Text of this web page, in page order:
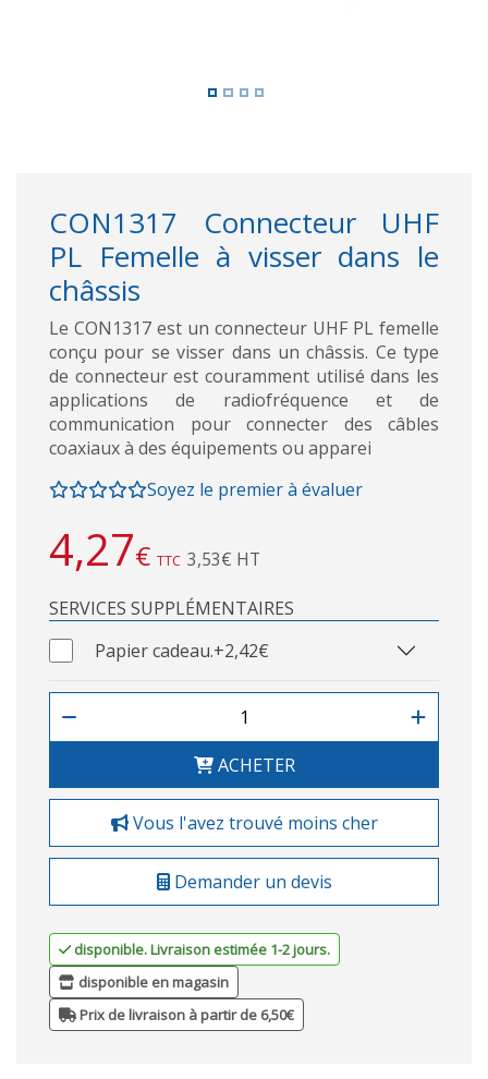
CON1317 Connecteur UHF
PL Femelle à visser dans le
châssis
Le CON1317 est un connecteur UHF PL femelle
conçu pour se visser dans un châssis. Ce type
de connecteur est couramment utilisé dans les
applications de radiofréquence et de
communication pour connecter des câbles
coaxiaux à des équipements ou apparei
Soyez le premier à évaluer
4,27€ TTC 3,53€ HT
SERVICES SUPPLÉMENTAIRES
Papier cadeau.+2,42€
ACHETER
Vous l'avez trouvé moins cher
Demander un devis
disponible. Livraison estimée 1-2 jours.
disponible en magasin
Prix de livraison à partir de 6,50€